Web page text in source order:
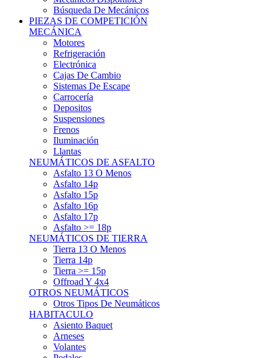
PIEZAS DE COMPETICIÓN
MECÁNICA
Motores
Refrigeración
Electrónica
Cajas De Cambio
Sistemas De Escape
Carrocería
Depositos
Suspensiones
Frenos
Iluminación
Llantas
NEUMÁTICOS DE ASFALTO
Asfalto 13 O Menos
Asfalto 14p
Asfalto 15p
Asfalto 16p
Asfalto 17p
Asfalto >= 18p
NEUMÁTICOS DE TIERRA
Tierra 13 O Menos
Tierra 14p
Tierra >= 15p
Offroad Y 4x4
OTROS NEUMÁTICOS
Otros Tipos De Neumáticos
HABITACULO
Asiento Baquet
Arneses
Volantes
Pedales
Extinción